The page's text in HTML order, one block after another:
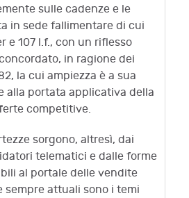
sulle cadenze e le
in sede fallimentare di cui
e 107 l.f., con un riflesso
in ragione dei
la cui ampiezza è a sua
alla portata applicativa della
competitive.
sorgono, altresì, dai
telematici e dalle forme
al portale delle vendite
sempre attuali sono i temi